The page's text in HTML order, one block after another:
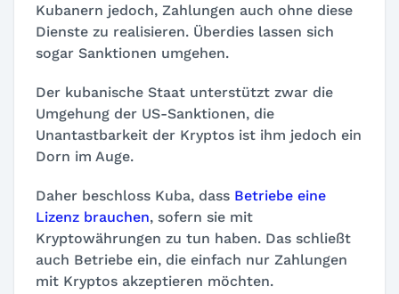
Kubanern jedoch, Zahlungen auch ohne diese
Dienste zu realisieren. Überdies lassen sich
sogar Sanktionen umgehen.
Der kubanische Staat unterstützt zwar die
Umgehung der US-Sanktionen, die
Unantastbarkeit der Kryptos ist ihm jedoch ein
Dorn im Auge.
Daher beschloss Kuba, dass Betriebe eine
Lizenz brauchen, sofern sie mit
Kryptowährungen zu tun haben. Das schließt
auch Betriebe ein, die einfach nur Zahlungen
mit Kryptos akzeptieren möchten.